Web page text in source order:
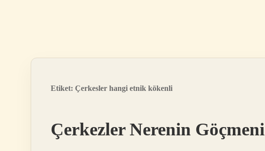
Etiket: Çerkesler hangi etnik kökenli
Çerkezler Nerenin Göçmeni